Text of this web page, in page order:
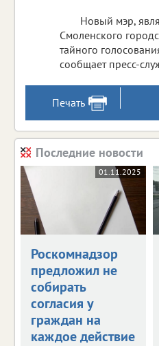
Новый мэр,
Смоленского
тайного
сообщает пресс-
Печать
Последние новости
01.11.2025
Роскомнадзор
предложил не
собирать
согласия у
граждан на
каждое действие